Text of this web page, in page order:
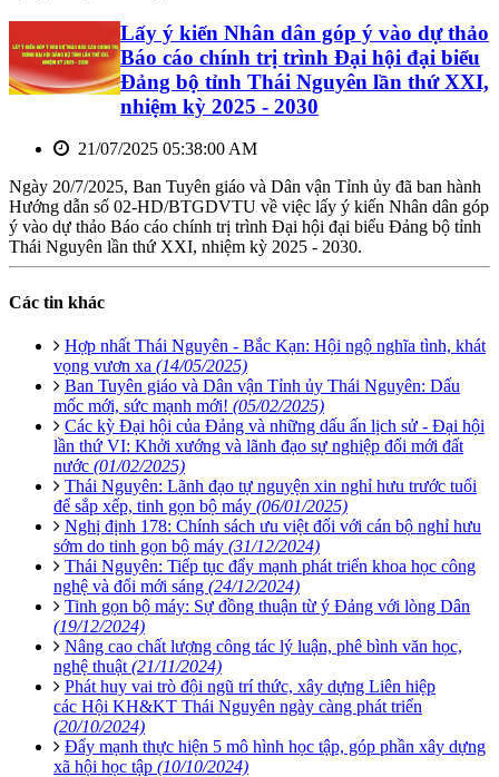
Lấy ý kiến Nhân dân góp ý vào dự thảo
Báo cáo chính trị trình Đại hội đại biểu
Đảng bộ tỉnh Thái Nguyên lần thứ XXI,
nhiệm kỳ 2025 - 2030
21/07/2025 05:38:00 AM
Ngày 20/7/2025, Ban Tuyên giáo và Dân vận Tỉnh ủy đã ban hành
Hướng dẫn số 02-HD/BTGDVTU về việc lấy ý kiến Nhân dân góp
ý vào dự thảo Báo cáo chính trị trình Đại hội đại biểu Đảng bộ tỉnh
Thái Nguyên lần thứ XXI, nhiệm kỳ 2025 - 2030.
Các tin khác
Hợp nhất Thái Nguyên - Bắc Kạn: Hội ngộ nghĩa tình, khát
vọng vươn xa (14/05/2025)
Ban Tuyên giáo và Dân vận Tỉnh ủy Thái Nguyên: Dấu
mốc mới, sức mạnh mới! (05/02/2025)
Các kỳ Đại hội của Đảng và những dấu ấn lịch sử - Đại hội
lần thứ VI: Khởi xướng và lãnh đạo sự nghiệp đổi mới đất
nước (01/02/2025)
Thái Nguyên: Lãnh đạo tự nguyện xin nghỉ hưu trước tuổi
để sắp xếp, tinh gọn bộ máy (06/01/2025)
Nghị định 178: Chính sách ưu việt đối với cán bộ nghỉ hưu
sớm do tinh gọn bộ máy (31/12/2024)
Thái Nguyên: Tiếp tục đẩy mạnh phát triển khoa học công
nghệ và đổi mới sáng (24/12/2024)
Tinh gọn bộ máy: Sự đồng thuận từ ý Đảng với lòng Dân
(19/12/2024)
Nâng cao chất lượng công tác lý luận, phê bình văn học,
nghệ thuật (21/11/2024)
Phát huy vai trò đội ngũ trí thức, xây dựng Liên hiệp
các Hội KH&KT Thái Nguyên ngày càng phát triển
(20/10/2024)
Đẩy mạnh thực hiện 5 mô hình học tập, góp phần xây dựng
xã hội học tập (10/10/2024)